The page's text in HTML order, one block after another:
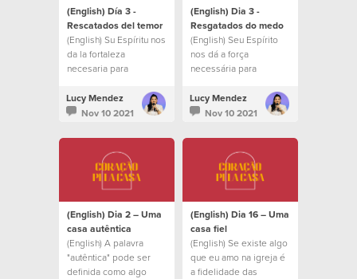
(English) Día 3 -
Rescatados del temor
(English) Su Espíritu nos
da la fortaleza
necesaria para
dificultades.
Lucy Mendez
Nov 10 2021
(English) Dia 3 -
Resgatados do medo
(English) Seu Espírito
nos dá a força
necessária para
dificuldades que
surgema
Lucy Mendez
Nov 10 2021
(English) Dia 2 – Uma
casa autêntica
(English) A palavra
"autêntica" pode ser
definida como algo
(English) Dia 16 – Uma
casa fiel
(English) Se existe algo
que eu amo na igreja é
a fidelidade das